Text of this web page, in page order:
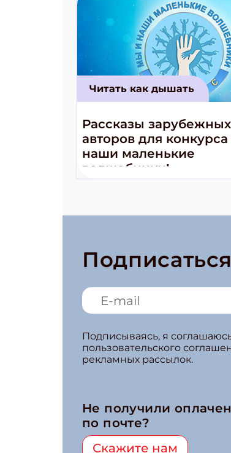
Читать как дышать
Рассказы зарубежных
авторов для
наши маленькие
волшебники!»
Подписываясь, я
пользовательского
рекламных рассылок.
Не получили
по почте?
Скажите нам